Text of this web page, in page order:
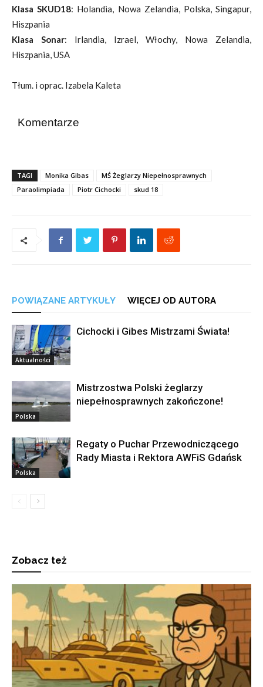
Klasa SKUD18: Holandia, Nowa Zelandia, Polska, Singapur,
Hiszpania
Klasa Sonar: Irlandia, Izrael, Włochy, Nowa Zelandia,
Hiszpania, USA
Tłum. i oprac. Izabela Kaleta
Komentarze
TAGI Monika Gibas
MŚ Żeglarzy Niepełnosprawnych
Paraolimpiada
Piotr Cichocki skud 18
POWIĄZANE ARTYKUŁY WIĘCEJ OD AUTORA
Aktualności
Cichocki i Gibes Mistrzami Świata!
Polska
Mistrzostwa Polski żeglarzy
niepełnosprawnych zakończone!
Polska
Regaty o Puchar Przewodniczącego
Rady Miasta i Rektora AWFiS Gdańsk
Zobacz też